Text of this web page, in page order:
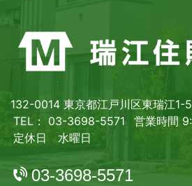
132-0014 東京都江戸川区東瑞江1-
TEL： 03-3698-5571
営業時間
定休日 水曜日
03-3698-5571